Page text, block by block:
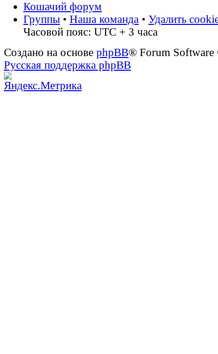
Кошачий форум
Группы • Наша команда • Удалить
Часовой пояс: UTC + 3 часа
Создано на основе phpBB® Forum
Русская поддержка phpBB